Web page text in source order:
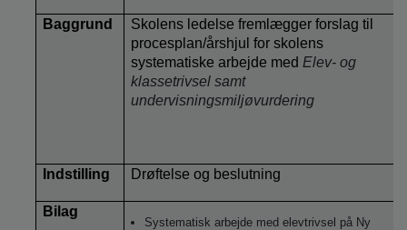
Baggrund
Skolens ledelse fremlægger forslag til
procesplan/årshjul for skolens
systematiske arbejde med Elev- og
klassetrivsel samt
undervisningsmiljøvurdering
Indstilling Drøftelse og beslutning
Bilag
Systematisk arbejde med elevtrivsel på Ny